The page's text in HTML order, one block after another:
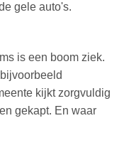
gele auto's.
is een boom ziek.
kijkt zorgvuldig
gekapt. En waar